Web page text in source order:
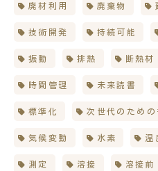
廃材利用 廃棄物
技術開発 持続可能
振動 排熱 断熱材
時間管理 未来読書
標準化 次世代のための
気候変動 水素 温
測定 溶接 溶接前